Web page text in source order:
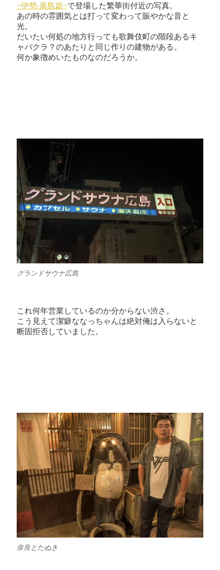
~伊勢-廣島篇~で登場した繁華街付近の写真。
あの時の雰囲気とは打って変わって賑やかな音と
光。
だいたい何処の地方行っても歌舞伎町の階段あるキ
ャバクラ？のあたりと同じ作りの建物がある。
何か象徴めいたものなのだろうか。
グランドサウナ広島
これ何年営業しているのか分からない渋さ。
こう見えて潔癖ななっちゃんは絶対俺は入らないと
断固拒否していました。
奈良とたぬき